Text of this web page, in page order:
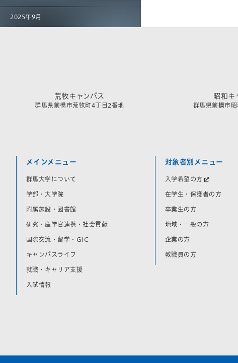
2025年9月
荒牧キャンパス
群馬県前橋市荒牧町4丁目2番地
昭和キ
群馬県前橋市
メインメニュー
群馬大学について
学部・大学院
附属施設・図書館
研究・産学官連携・社会貢献
国際交流・留学・GIC
キャンパスライフ
就職・キャリア支援
入試情報
対象者別メニュー
入学希望の方
在学生・保護者の方
卒業生の方
地域・一般の方
企業の方
教職員の方